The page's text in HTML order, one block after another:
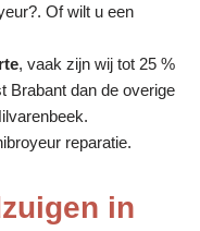
Of wilt u een
, vaak zijn wij tot 25 %
Brabant dan de overige
reparatie.
in